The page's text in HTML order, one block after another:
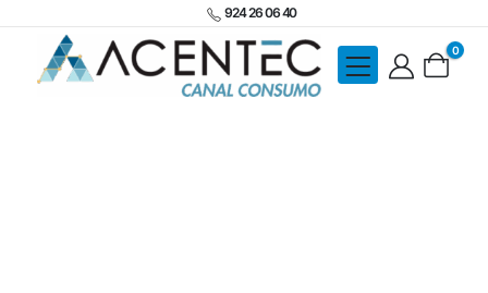
924 26 06 40
0